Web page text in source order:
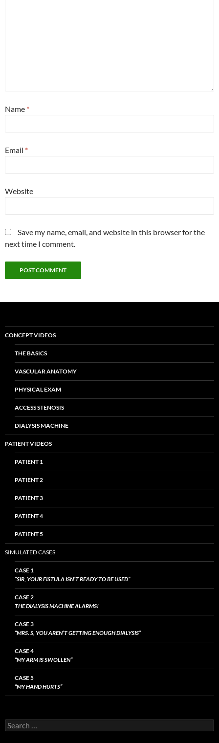
Name *
Email *
Website
Save my name, email, and website in this browser for the
next time I comment.
CONCEPT VIDEOS
THE BASICS
VASCULAR ANATOMY
PHYSICAL EXAM
ACCESS STENOSIS
DIALYSIS MACHINE
PATIENT VIDEOS
PATIENT 1
PATIENT 2
PATIENT 3
PATIENT 4
PATIENT 5
SIMULATED CASES
CASE 1
“SIR, YOUR FISTULA ISN’T READY TO BE USED”
CASE 2
THE DIALYSIS MACHINE ALARMS!
CASE 3
“MRS. S, YOU AREN’T GETTING ENOUGH DIALYSIS”
CASE 4
“MY ARM IS SWOLLEN”
CASE 5
“MY HAND HURTS”
Search
for: